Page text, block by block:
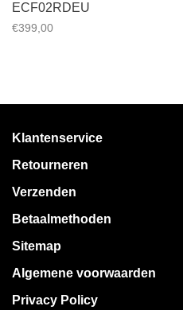
ECF02RDEU
€399,00
Klantenservice
Retourneren
Verzenden
Betaalmethoden
Sitemap
Algemene voorwaarden
Privacy Policy